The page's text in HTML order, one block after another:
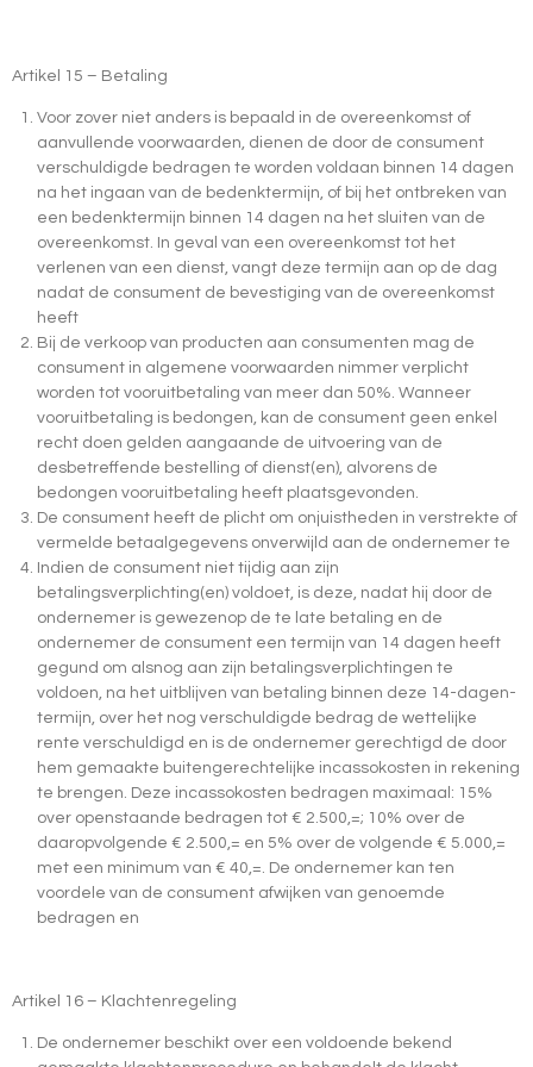
Artikel 15 – Betaling
Voor zover niet anders is bepaald in de overeenkomst of
aanvullende voorwaarden, dienen de door de consument
verschuldigde bedragen te worden voldaan binnen 14 dagen
na het ingaan van de bedenktermijn, of bij het ontbreken van
een bedenktermijn binnen 14 dagen na het sluiten van de
overeenkomst. In geval van een overeenkomst tot het
verlenen van een dienst, vangt deze termijn aan op de dag
nadat de consument de bevestiging van de overeenkomst
heeft
Bij de verkoop van producten aan consumenten mag de
consument in algemene voorwaarden nimmer verplicht
worden tot vooruitbetaling van meer dan 50%. Wanneer
vooruitbetaling is bedongen, kan de consument geen enkel
recht doen gelden aangaande de uitvoering van de
desbetreffende bestelling of dienst(en), alvorens de
bedongen vooruitbetaling heeft plaatsgevonden.
De consument heeft de plicht om onjuistheden in verstrekte of
vermelde betaalgegevens onverwijld aan de ondernemer te
Indien de consument niet tijdig aan zijn
betalingsverplichting(en) voldoet, is deze, nadat hij door de
ondernemer is gewezenop de te late betaling en de
ondernemer de consument een termijn van 14 dagen heeft
gegund om alsnog aan zijn betalingsverplichtingen te
voldoen, na het uitblijven van betaling binnen deze 14-dagen-
termijn, over het nog verschuldigde bedrag de wettelijke
rente verschuldigd en is de ondernemer gerechtigd de door
hem gemaakte buitengerechtelijke incassokosten in rekening
te brengen. Deze incassokosten bedragen maximaal: 15%
over openstaande bedragen tot € 2.500,=; 10% over de
daaropvolgende € 2.500,= en 5% over de volgende € 5.000,=
met een minimum van € 40,=. De ondernemer kan ten
voordele van de consument afwijken van genoemde
bedragen en
Artikel 16 – Klachtenregeling
De ondernemer beschikt over een voldoende bekend